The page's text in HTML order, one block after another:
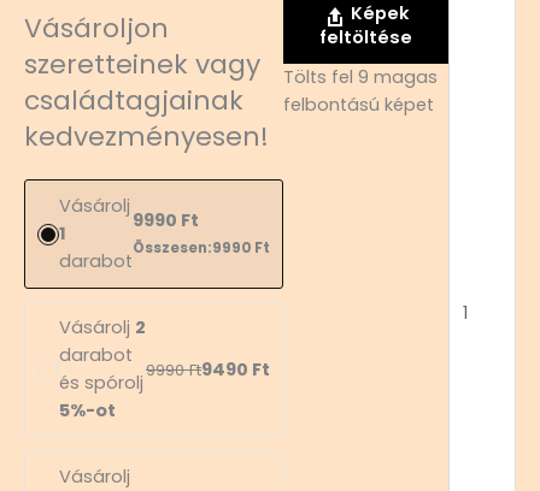
Vásároljon
szeretteinek vagy
családtagjainak
kedvezményesen!
Vásárolj
1
darabot
9990 Ft
Összesen:9990 Ft
Vásárolj 2
darabot
és spórolj
5%-ot
9990Ft9490 Ft
Vásárolj
Képek
feltöltése
Tölts fel 9 magas
felbontású képet